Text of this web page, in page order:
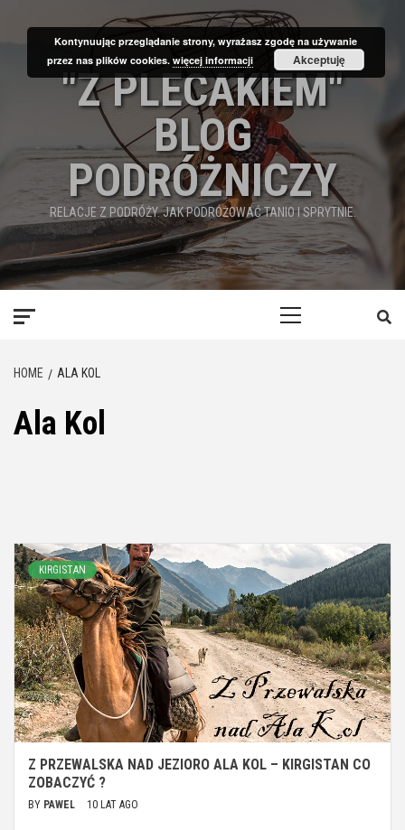
"Z PLECAKIEM"
BLOG
PODRÓŻNICZY
RELACJE Z PODRÓŻY. JAK PODRÓŻOWAĆ TANIO I SPRYTNIE.
HOME ALA KOL
Ala Kol
KIRGISTAN
Z PRZEWALSKA NAD JEZIORO ALA KOL – KIRGISTAN CO
ZOBACZYĆ ?
BY PAWEL 10 LAT AGO
Kontynuując przeglądanie strony, wyrażasz zgodę na używanie
przez nas plików cookies.więcej informacji Akceptuję